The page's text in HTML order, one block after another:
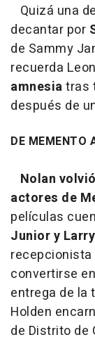
Quizá una
decantar por
de Sammy
recuerda
amnesiatras
después de
DE MEMENTO
Nolan
actores de
películas
Junior y
recepcionista
convertirse
entrega de la
Holden
de Distrito de